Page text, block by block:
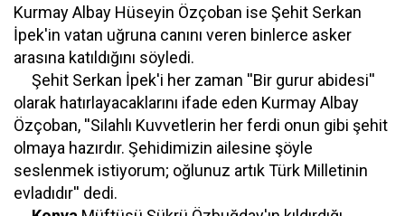
Kurmay Albay Hüseyin Özçoban ise Şehit Serkan
İpek'in vatan uğruna canını veren binlerce asker
arasına katıldığını söyledi.
Şehit Serkan İpek'i her zaman ''Bir gurur abidesi''
olarak hatırlayacaklarını ifade eden Kurmay Albay
Özçoban, ''Silahlı Kuvvetlerin her ferdi onun gibi şehit
olmaya hazırdır. Şehidimizin ailesine şöyle
seslenmek istiyorum; oğlunuz artık Türk Milletinin
evladıdır'' dedi.